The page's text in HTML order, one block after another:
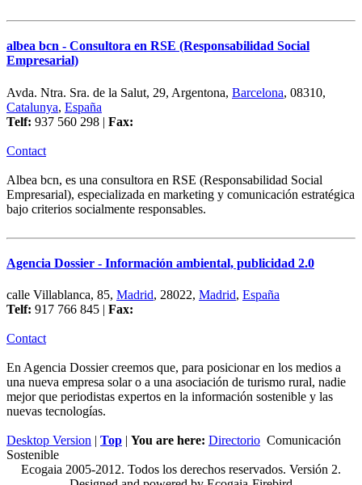
albea bcn - Consultora en RSE (Responsabilidad Social
Empresarial)
Avda. Ntra. Sra. de la Salut, 29, Argentona, Barcelona, 08310,
Catalunya, España
Telf: 937 560 298 | Fax:
Contact
Albea bcn, es una consultora en RSE (Responsabilidad Social
Empresarial), especializada en marketing y comunicación estratégica
bajo criterios socialmente responsables.
Agencia Dossier - Información ambiental, publicidad 2.0
calle Villablanca, 85, Madrid, 28022, Madrid, España
Telf: 917 766 845 | Fax:
Contact
En Agencia Dossier creemos que, para posicionar en los medios a
una nueva empresa solar o a una asociación de turismo rural, nadie
mejor que periodistas expertos en la información sostenible y las
nuevas tecnologías.
Desktop Version | Top | You are here: Directorio Comunicación
Sostenible
Ecogaia 2005-2012. Todos los derechos reservados. Versión 2.